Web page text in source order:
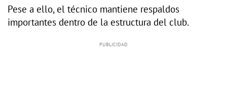
Pese a ello, el técnico mantiene respaldos
importantes dentro de la estructura del club.